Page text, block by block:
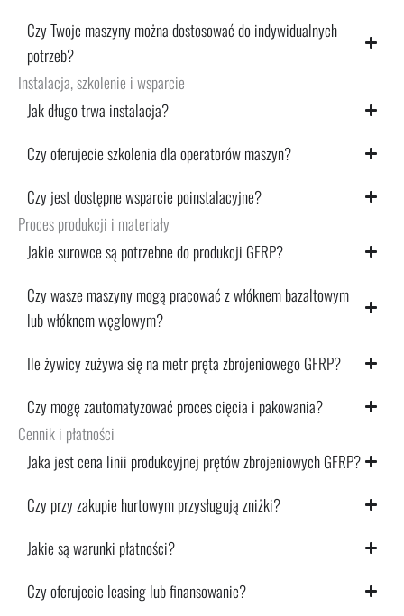
Czy Twoje maszyny można dostosować do indywidualnych
potrzeb?
Instalacja, szkolenie i wsparcie
Jak długo trwa instalacja?
Czy oferujecie szkolenia dla operatorów maszyn?
Czy jest dostępne wsparcie poinstalacyjne?
Proces produkcji i materiały
Jakie surowce są potrzebne do produkcji GFRP?
Czy wasze maszyny mogą pracować z włóknem bazaltowym
lub włóknem węglowym?
Ile żywicy zużywa się na metr pręta zbrojeniowego GFRP?
Czy mogę zautomatyzować proces cięcia i pakowania?
Cennik i płatności
Jaka jest cena linii produkcyjnej prętów zbrojeniowych GFRP?
Czy przy zakupie hurtowym przysługują zniżki?
Jakie są warunki płatności?
Czy oferujecie leasing lub finansowanie?